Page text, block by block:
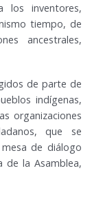
los inventores,
tiempo, de
ancestrales,
de parte de
indígenas,
organizaciones
que se
de diálogo
de la Asamblea,